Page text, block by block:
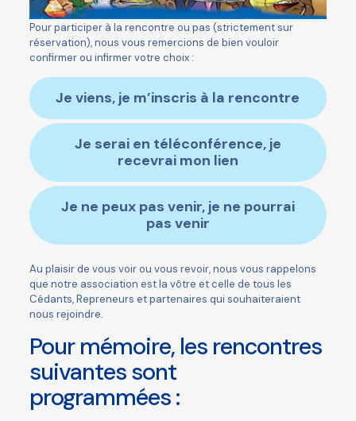
Pour participer à la rencontre ou pas (strictement sur
réservation), nous vous remercions de bien vouloir
confirmer ou infirmer votre choix :
Je viens, je m’inscris à la rencontre
Je serai en téléconférence, je
recevrai mon lien
Je ne peux pas venir, je ne pourrai
pas venir
Au plaisir de vous voir ou vous revoir, nous vous rappelons
que notre association est la vôtre et celle de tous les
Cédants, Repreneurs et partenaires qui souhaiteraient
nous rejoindre.
Pour mémoire, les rencontres
suivantes sont
programmées :